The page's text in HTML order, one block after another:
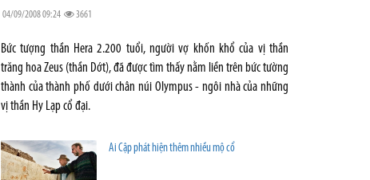
04/09/2008 09:24 3661
Bức tượng thần Hera 2.200 tuổi, người vợ khốn khổ của vị thần
trăng hoa Zeus (thần Dớt), đã được tìm thấy nằm liền trên bức tường
thành của thành phố dưới chân núi Olympus - ngôi nhà của những
vị thần Hy Lạp cổ đại.
Ai Cập phát hiện thêm nhiều mộ cổ